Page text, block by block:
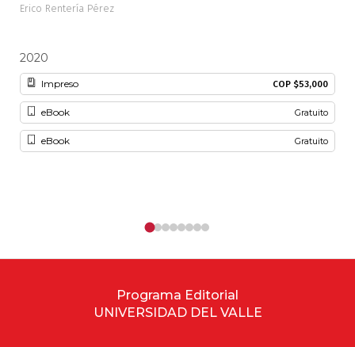
Erico Rentería Pérez
2020
Impreso COP $53,000
eBook Gratuito
eBook Gratuito
Programa Editorial
UNIVERSIDAD DEL VALLE